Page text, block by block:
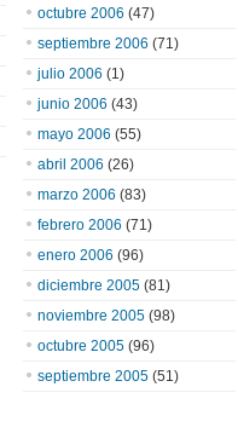
octubre 2006 (47)
septiembre 2006 (71)
julio 2006 (1)
junio 2006 (43)
mayo 2006 (55)
abril 2006 (26)
marzo 2006 (83)
febrero 2006 (71)
enero 2006 (96)
diciembre 2005 (81)
noviembre 2005 (98)
octubre 2005 (96)
septiembre 2005 (51)